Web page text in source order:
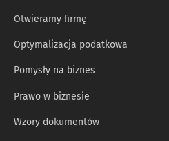
Otwieramy firmę
Optymalizacja podatkowa
Pomysły na biznes
Prawo w biznesie
Wzory dokumentów